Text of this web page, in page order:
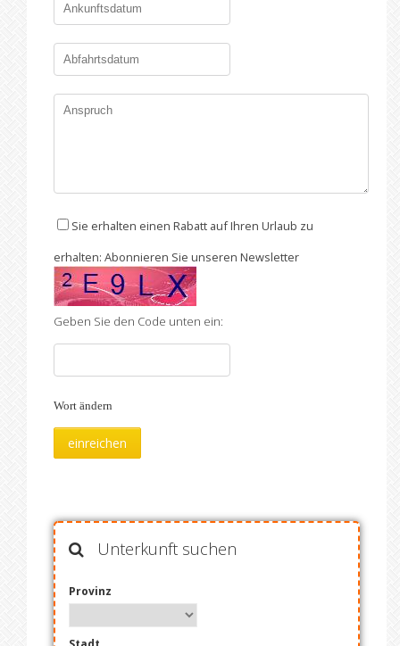
Sie erhalten einen Rabatt auf Ihren Urlaub zu
erhalten: Abonnieren Sie unseren Newsletter
Geben Sie den Code unten ein:
Wort ändern
Unterkunft suchen
Provinz